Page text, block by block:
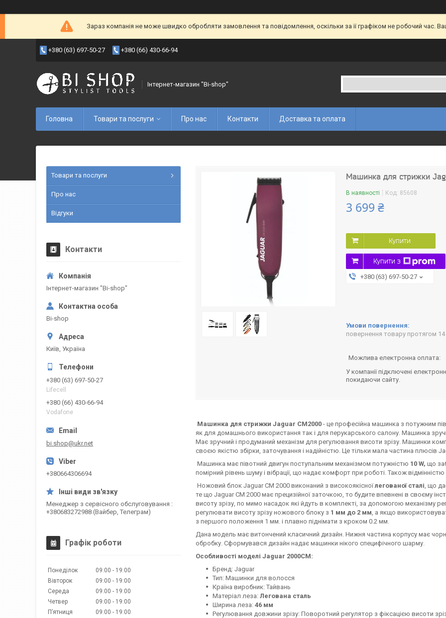
Зараз компанія не може швидко обробляти замовлення та повідомлення, оскільки за її графіком не робочий час.
+380 (63) 697-50-27 +380 (66) 430-66-94
Інтернет-магазин "Bi-shop"
Головна Товари та послуги Про нас Контакти Доставка та оплата
Машинка для стрижки
В наявності Код: 85608
3 699 ₴
Купити
Купити з
+380 (63) 697-50-27
повернення товару протягом 14
У компанії підключені
покидаючи сайту.
Машинка для стрижки Jaguar CM2000 - це професійна машинка з потужним
як для домашнього використання так і для перукарського салону. Машинка
Має зручний і продуманий механізм для регулювання висоти зрізу. Машинки
своєю якістю збірки, заточування і надійністю. Це тільки мала частина плюсів
Машинка має півотний двигун поступальним механізмом потужністю 10 W, що
помірний рівень шуму і вібрації, що надає комфорт при роботі. Також відмінністю
Ножовий блок Jaguar CM 2000 виконаний з високоякісноїлегованої сталі, що
те що Jaguar CM 2000 має прецизійної заточкою, то будите впевнені в своєму
висоту зрізу, по мимо насадок які йдуть в комплекті, за допомогою механізму
регулювати висоту зрізу ножового блоку з 1 мм до 2 мм, а якщо
з першого положення 1 мм. і плавно піднімати з кроком 0.2 мм.
Дана модель має витончений класичний дизайн. Нижня частина корпусу має
обробку. Сформувався дизайн надає машинки нікого специфічного шарму.
Особливості моделі Jaguar 2000CM:
Бренд: Jaguar
Тип: Машинки для волосся
Країна виробник: Тайвань
Матеріал леза: Легована сталь
Ширина леза: 46 мм
Регулювання довжини зрізу: Поворотний регулятор з фіксацією висоти
Товари та послуги
Про нас
Відгуки
Контакти
Інтернет-магазин "Bi-shop"
Bi-shop
Київ, Україна
+380 (63) 697-50-27
Lifecell
+380 (66) 430-66-94
Vodafone
bi.shop@ukr.net
+380664306694
Менеджер з сервісного обслуговування
+380683272988 (Вайбер, Телеграм)
Графік роботи
Понеділок 09:00
19:00
Вівторок
09:00
19:00
Середа
09:00
19:00
Четвер
09:00
19:00
Пʼятниця
09:00
19:00